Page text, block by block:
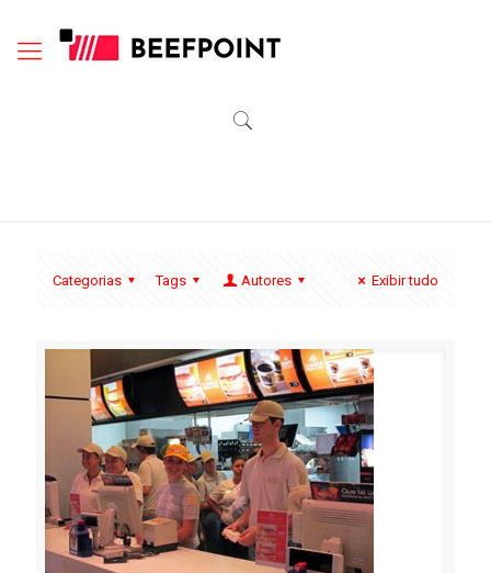
Categorias Tags Autores Exibir tudo